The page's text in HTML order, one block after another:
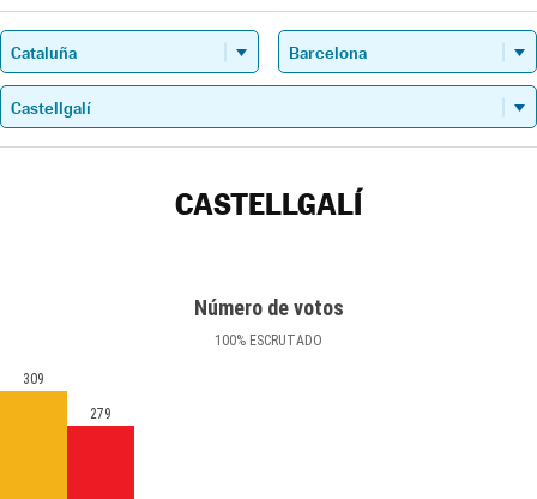
CASTELLGALÍ
Número de votos
100% ESCRUTADO
309
279